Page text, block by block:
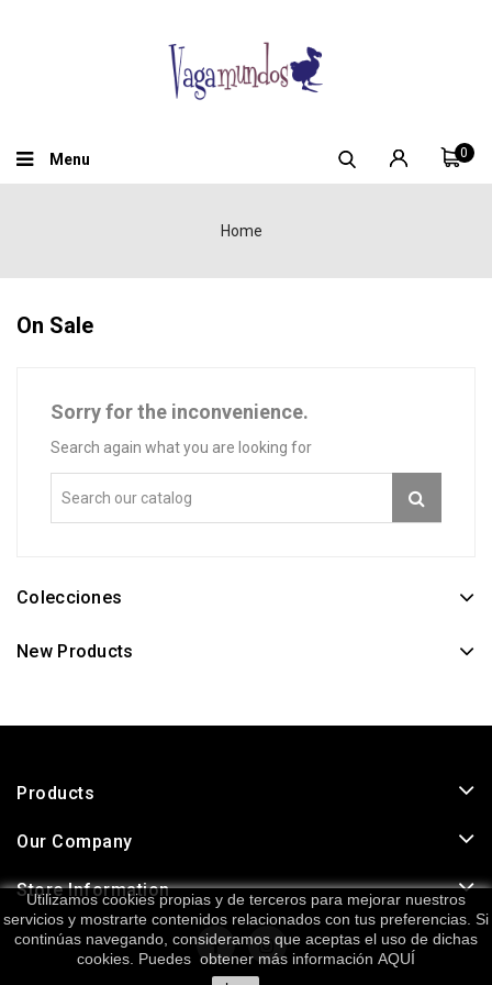
Utilizamos cookies propias y de terceros para mejorar nuestros
servicios y mostrarte contenidos relacionados con tus preferencias. Si
continúas navegando, consideramos que aceptas el uso de dichas
cookies. Puedes obtener más información AQUÍ
0
Menu
Home
On Sale
Sorry for the inconvenience.
Search again what you are looking for
Colecciones
New Products
Products
Our Company
Store Information